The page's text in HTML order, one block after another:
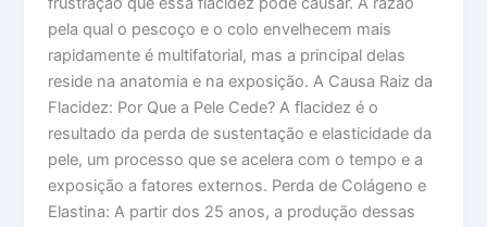
pela qual o pescoço e o colo envelhecem mais
rapidamente é multifatorial, mas a principal delas
reside na anatomia e na exposição. A Causa Raiz da
Flacidez: Por Que a Pele Cede? A flacidez é o
resultado da perda de sustentação e elasticidade da
pele, um processo que se acelera com o tempo e a
exposição a fatores externos. Perda de Colágeno e
Elastina: A partir dos 25 anos, a produção dessas